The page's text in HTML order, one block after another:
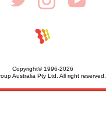
Copyright© 1996-2026
Australia Pty Ltd. All right reserved.